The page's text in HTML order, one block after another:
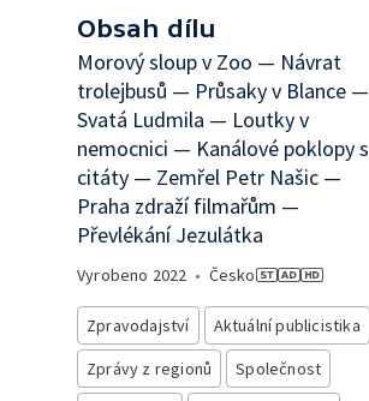
Obsah dílu
Morový sloup v Zoo — Návrat
trolejbusů — Průsaky v Blance —
Svatá Ludmila — Loutky v
nemocnici — Kanálové poklopy s
citáty — Zemřel Petr Našic —
Praha zdraží filmařům —
Převlékání Jezulátka
Vyrobeno 2022 • Česko
Zpravodajství
Aktuální publicistika
Zprávy z regionů
Společnost